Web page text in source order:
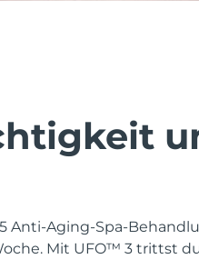
Anti-Aging-Spa-
Mit UFO™ 3 trittst